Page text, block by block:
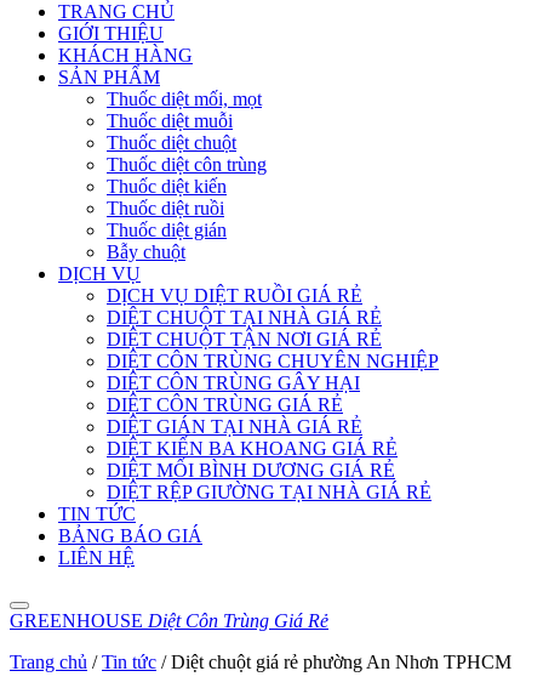
TRANG CHỦ
GIỚI THIỆU
KHÁCH HÀNG
SẢN PHẨM
Thuốc diệt mối, mọt
Thuốc diệt muỗi
Thuốc diệt chuột
Thuốc diệt côn trùng
Thuốc diệt kiến
Thuốc diệt ruồi
Thuốc diệt gián
Bẫy chuột
DỊCH VỤ
DỊCH VỤ DIỆT RUỒI GIÁ RẺ
DIỆT CHUỘT TẠI NHÀ GIÁ RẺ
DIỆT CHUỘT TẬN NƠI GIÁ RẺ
DIỆT CÔN TRÙNG CHUYÊN NGHIỆP
DIỆT CÔN TRÙNG GÂY HẠI
DIỆT CÔN TRÙNG GIÁ RẺ
DIỆT GIÁN TẠI NHÀ GIÁ RẺ
DIỆT KIẾN BA KHOANG GIÁ RẺ
DIỆT MỐI BÌNH DƯƠNG GIÁ RẺ
DIỆT RỆP GIƯỜNG TẠI NHÀ GIÁ RẺ
TIN TỨC
BẢNG BÁO GIÁ
LIÊN HỆ
GREENHOUSE Diệt Côn Trùng Giá Rẻ
Trang chủ /Tin tức /Diệt chuột giá rẻ phường An Nhơn TPHCM